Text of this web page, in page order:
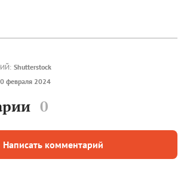
Shutterstock
февраля 2024
0
Написать комментарий